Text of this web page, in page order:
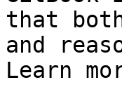
that
and
Learn